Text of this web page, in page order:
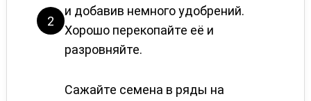
2
и добавив немного удобрений.
Хорошо перекопайте её и
разровняйте.
Сажайте семена в ряды на